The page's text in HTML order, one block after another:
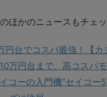
のほかのニュースもチェッ
台でコスパ最強！【カ
万円台まで、高コスパ
コーの入門機“セイコー